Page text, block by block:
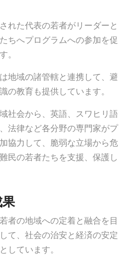
れた代表の若者がリーダーと
ちへプログラムへの参加を促
。
地域の諸管轄と連携して、避
の教育も提供しています。
社会から、英語、スワヒリ語
法律など各分野の専門家がプ
協力して、脆弱な立場から危
民の若者たちを支援、保護し
者の地域への定着と融合を目
て、社会の治安と経済の安定
しています。